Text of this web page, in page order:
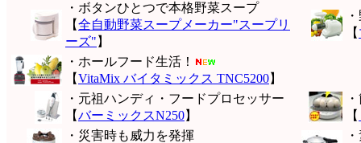
・ボタンひとつで本格野菜スープ
【全自動野菜スープメーカー"スープリ
ーズ" 】
【
・ホールフード生活！
【VitaMix バイタミックス TNC5200】
・元祖ハンディ・フードプロセッサー
【バーミックスN250】
【
・災害時も威力を発揮